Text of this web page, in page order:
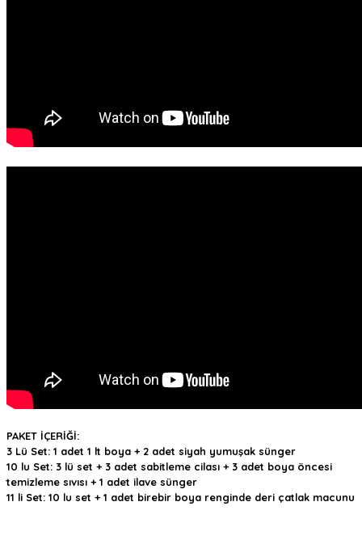
PAKET İÇERİĞİ:
3 Lü Set: 1 adet 1 lt boya + 2 adet siyah yumuşak sünger
10 lu Set: 3 lü set + 3 adet sabitleme cilası + 3 adet boya öncesi
temizleme sıvısı + 1 adet ilave sünger
11 li Set: 10 lu set + 1 adet birebir boya renginde deri çatlak macunu